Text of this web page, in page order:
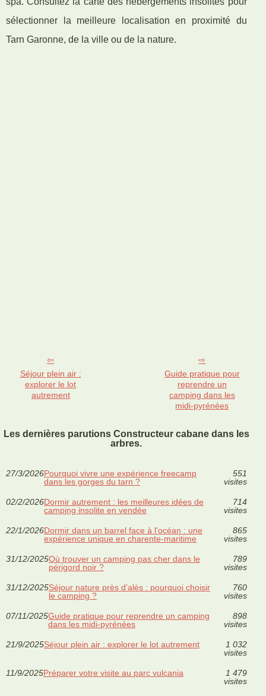
sélectionner la meilleure localisation en proximité du
Tarn Garonne, de la ville ou de la nature.
Séjour plein air :
explorer le lot
autrement
Guide pratique pour
reprendre un
camping dans les
midi-pyrénées
Les dernières parutions Constructeur cabane dans les
arbres.
27/3/2026Pourquoi vivre une expérience freecamp
dans les gorges du tarn ?
551
visites
02/2/2026Dormir autrement : les meilleures idées de
camping insolite en vendée
714
visites
22/1/2026Dormir dans un barrel face à l'océan : une
expérience unique en charente-maritime
865
visites
31/12/2025Où trouver un camping pas cher dans le
périgord noir ?
789
visites
31/12/2025Séjour nature près d’alès : pourquoi choisir
le camping ?
760
visites
07/11/2025Guide pratique pour reprendre un camping
dans les midi-pyrénées
898
visites
21/9/2025Séjour plein air : explorer le lot autrement
1 032
visites
11/9/2025Préparer votre visite au parc vulcania
1 479
visites